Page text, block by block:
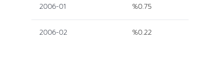
2006-01 %0.75
2006-02 %0.22